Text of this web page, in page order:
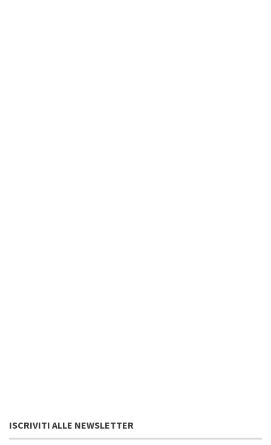
ISCRIVITI ALLE NEWSLETTER